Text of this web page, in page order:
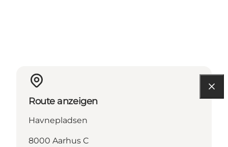
Route anzeigen
Havnepladsen
8000 Aarhus C